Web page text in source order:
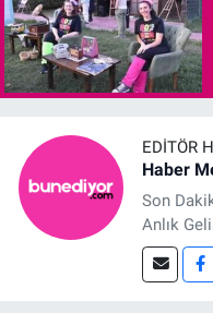
EDITÖR
Haber
Son
Anlık